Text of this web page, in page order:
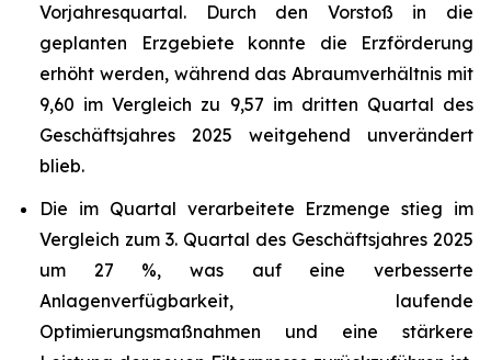
Vorjahresquartal. Durch den Vorstoß in die
geplanten Erzgebiete konnte die Erzförderung
erhöht werden, während das Abraumverhältnis mit
9,60 im Vergleich zu 9,57 im dritten Quartal des
Geschäftsjahres 2025 weitgehend unverändert
blieb.
Die im Quartal verarbeitete Erzmenge stieg im
Vergleich zum 3. Quartal des Geschäftsjahres 2025
um 27 %, was auf eine verbesserte
Anlagenverfügbarkeit, laufende
Optimierungsmaßnahmen und eine stärkere